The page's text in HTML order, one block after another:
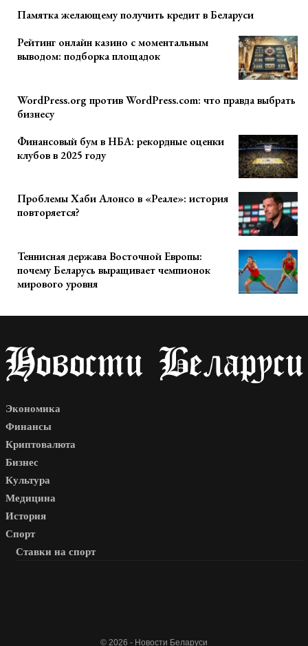
Памятка желающему получить кредит в Беларуси
Рейтинг онлайн казино с моментальным
выводом: подборка площадок
WordPress.org против WordPress.com: что правда выбрать
бизнесу
Финансовый бум в НБА: рекордные оценки
клубов в 2025 году
Проблемы Хаби Алонсо в «Реале»: история
повторяется?
Теннисная держава Восточной Европы:
почему Беларусь выращивает чемпионок
мирового уровня
Экономика
Финансы
Криптовалюта
Бизнес
Культура
Медицина
История
Спорт
Ставки на спорт
© 2026 - Новости Беларуси